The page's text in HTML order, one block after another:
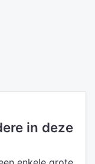
in deze